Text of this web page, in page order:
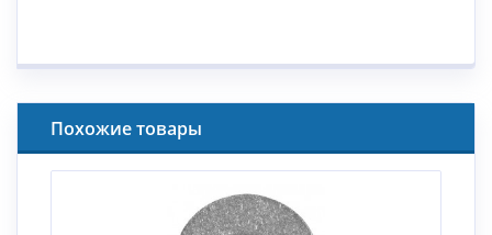
Похожие товары